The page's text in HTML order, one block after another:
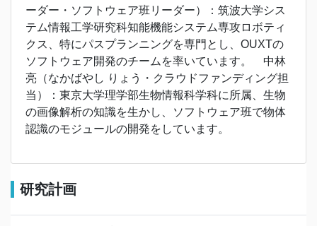
ーダー・ソフトウェア班リーダー）：筑波大学シス
テム情報工学研究科知能機能システム専攻ロボティ
クス、特にパスプランニングを専門とし、OUXTの
ソフトウェア開発のチームを率いています。 中林
亮（なかばやし りょう・クラウドファンディング担
当）：東京大学理学部生物情報科学科に所属、生物
の画像解析の知識を生かし、ソフトウェア班で物体
認識のモジュールの開発をしています。
研究計画